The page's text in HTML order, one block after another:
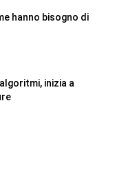
hanno bisogno di
inizia a